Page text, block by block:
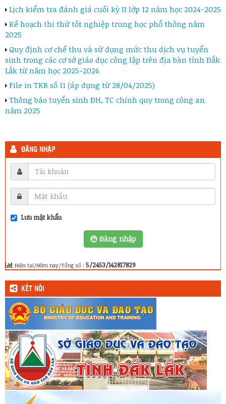
Lịch kiểm tra đánh giá cuối kỳ II lớp 12 năm học 2024-2025
Kế hoạch thi thử tốt nghiệp trung học phổ thông năm
2025
Quy định cơ chế thu và sử dụng mức thu dịch vụ tuyển
sinh trong các cơ sở giáo dục công lập trên địa bàn tỉnh Đắk
Lắk từ năm học 2025-2026
File in TKB số 11 (áp dụng từ 28/04/2025)
Thông báo tuyển sinh ĐH, TC chính quy trong công an
năm 2025
ĐĂNG NHẬP
Lưu mật khẩu
Đăng nhập
Hiện tại/Hôm nay/Tổng số : 5/2453/142817829
KẾT NỐI